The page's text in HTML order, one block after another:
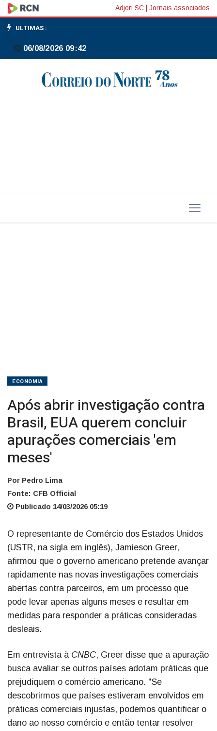
Após
abrir
investigação
contra
Brasil,
comerciais
Adjori SC Jornais associados
ULTIMAS :
06/08/2026 09:42
ECONOMIA
Após abrir investigação contra
Brasil, EUA querem concluir
apurações comerciais 'em
meses'
Por Pedro Lima
Fonte: CFB Official
Publicado 14/03/2026 05:19
O representante de Comércio dos Estados Unidos
(USTR, na sigla em inglês), Jamieson Greer,
afirmou que o governo americano pretende avançar
rapidamente nas novas investigações comerciais
abertas contra parceiros, em um processo que
pode levar apenas alguns meses e resultar em
medidas para responder a práticas consideradas
desleais.
Em entrevista à CNBC, Greer disse que a apuração
busca avaliar se outros países adotam práticas que
prejudiquem o comércio americano. "Se
descobrirmos que países estiveram envolvidos em
práticas comerciais injustas, podemos quantificar o
dano ao nosso comércio e então tentar resolver